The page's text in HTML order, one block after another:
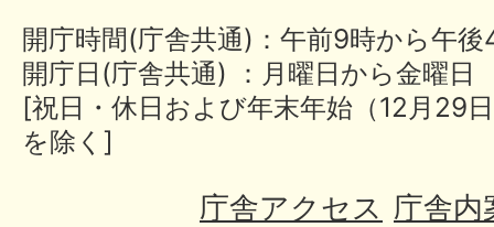
開庁時間(庁舎共通)：午前9時から午
開庁日(庁舎共通) ：月曜日から金曜日
[祝日・休日および年末年始（12月29
を除く]
庁舎アクセス 庁舎内